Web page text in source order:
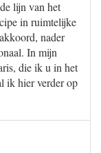
lijn van het
in ruimtelijke
nader
In mijn
die ik u in het
ik hier verder op